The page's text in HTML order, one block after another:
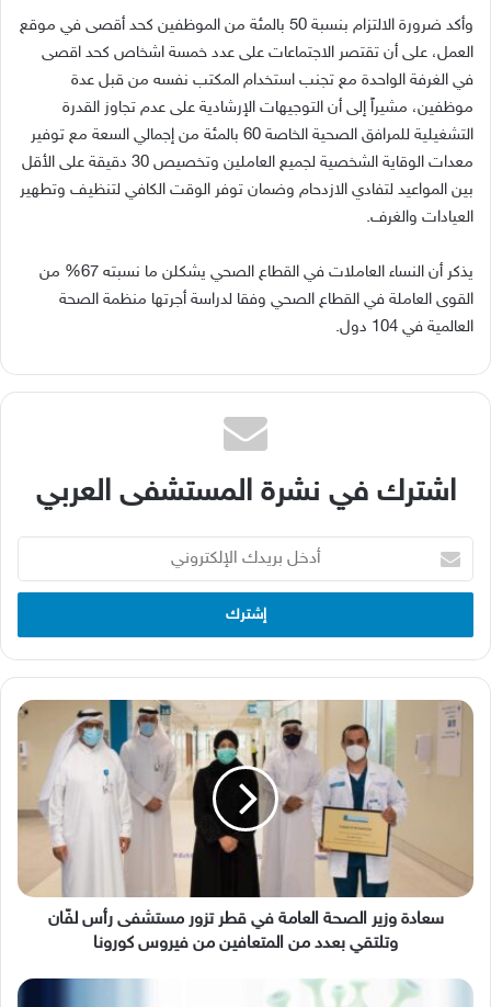
وأكد ضرورة الالتزام بنسبة 50 بالمئة من الموظفين كحد أقصى في موقع
العمل، على أن تقتصر الاجتماعات على عدد خمسة اشخاص كحد اقصى
في الغرفة الواحدة مع تجنب استخدام المكتب نفسه من قبل عدة
موظفين، مشيراً إلى أن التوجيهات الإرشادية على عدم تجاوز القدرة
التشغيلية للمرافق الصحية الخاصة 60 بالمئة من إجمالي السعة مع توفير
معدات الوقاية الشخصية لجميع العاملين وتخصيص 30 دقيقة على الأقل
بين المواعيد لتفادي الازدحام وضمان توفر الوقت الكافي لتنظيف وتطهير
العيادات والغرف.
يذكر أن النساء العاملات في القطاع الصحي يشكلن ما نسبته 67% من
القوى العاملة في القطاع الصحي وفقا لدراسة أجرتها منظمة الصحة
العالمية في 104 دول.
اشترك في نشرة المستشفى العربي
بريدك
الإلكتروني
سعادة
وزير
العامة
مستشفى
رأس
من
سعادة وزير الصحة العامة في قطر تزور مستشفى رأس لفّان
وتلتقي بعدد من المتعافين من فيروس كورونا
لقاح